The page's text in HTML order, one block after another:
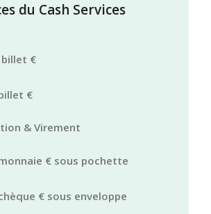
du Cash Services
€
€
& Virement
€ sous pochette
€ sous enveloppe